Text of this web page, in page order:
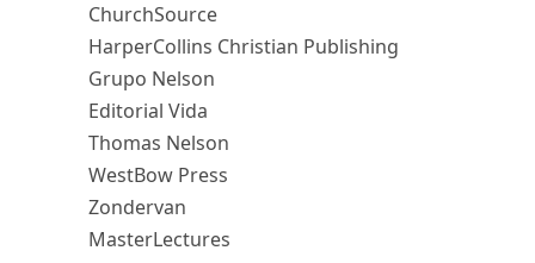
ChurchSource
HarperCollins Christian Publishing
Grupo Nelson
Editorial Vida
Thomas Nelson
WestBow Press
Zondervan
MasterLectures